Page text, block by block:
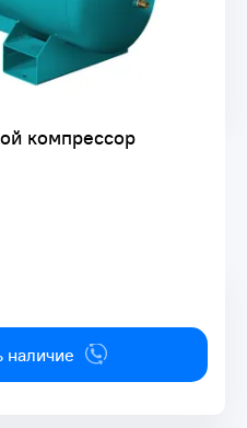
компрессор
наличие